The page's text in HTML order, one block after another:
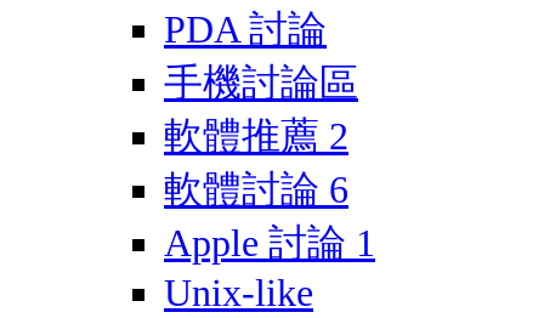
PDA 討論
手機討論區
軟體推薦 2
軟體討論 6
Apple 討論 1
Unix-like